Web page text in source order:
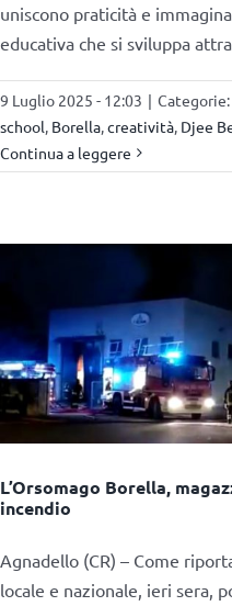
uniscono praticità e
educativa che si sviluppa
9 Luglio 2025 - 12:03 | Categorie:
school, Borella,creatività, Djee
Continua a leggere
L’Orsomago Borella,
incendio
Agnadello (CR) – Come
locale e nazionale, ieri sera,